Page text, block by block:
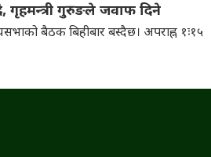
गृहमन्त्री गुरुङले जवाफ दिने
बैठक बिहीबार बस्दैछ। अपराह्न १ः१५